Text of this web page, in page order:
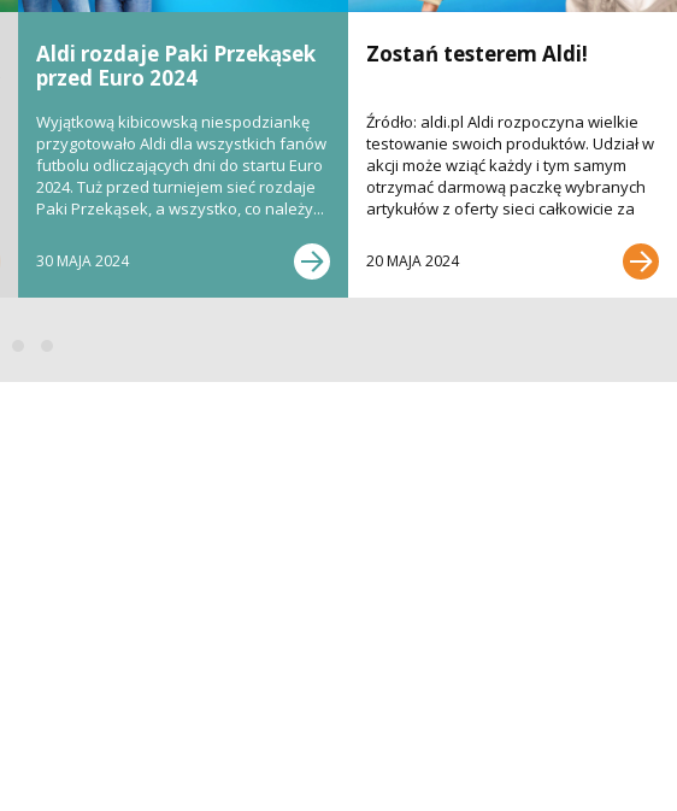
Aldi rozdaje Paki Przekąsek
przed Euro 2024
Wyjątkową kibicowską niespodziankę
przygotowało Aldi dla wszystkich fanów
futbolu odliczających dni do startu Euro
2024. Tuż przed turniejem sieć rozdaje
Paki Przekąsek, a wszystko, co należy...
30 MAJA 2024
Zostań testerem Aldi!
Źródło: aldi.pl Aldi rozpoczyna wielkie
testowanie swoich produktów. Udział w
akcji może wziąć każdy i tym samym
otrzymać darmową paczkę wybranych
artykułów z oferty sieci całkowicie za
20 MAJA 2024